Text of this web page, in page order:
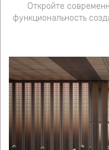
Откройте
функциональность